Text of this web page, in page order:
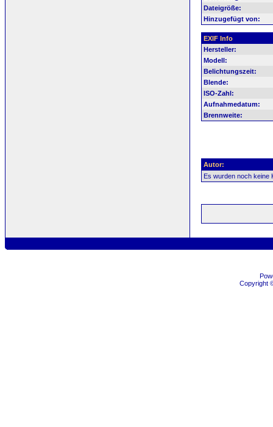
Dateigröße:
Hinzugefügt von:
EXIF Info
Hersteller:
Modell:
Belichtungszeit:
Blende:
ISO-Zahl:
Aufnahmedatum:
Brennweite:
Autor:
Es wurden noch keine
Copyright